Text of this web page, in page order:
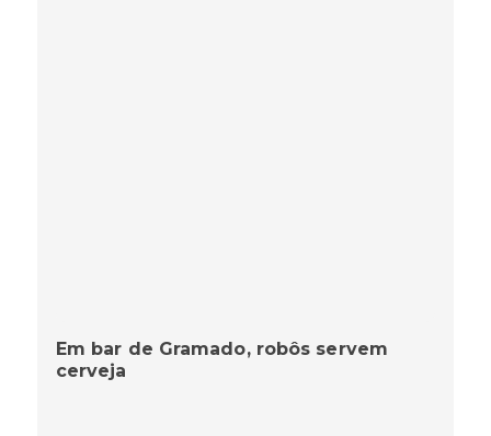
Em bar de Gramado, robôs servem
cerveja